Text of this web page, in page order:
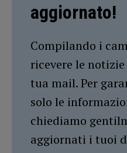
aggiornato!
Compilando i
ricevere le
tua mail. Per
solo le
chiediamo
aggiornati i tuoi